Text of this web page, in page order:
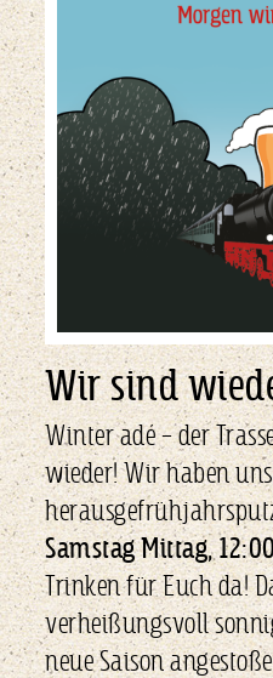
Wir sind
Winter adé – der
wieder! Wir haben uns
Samstag Mittag,
Trinken für Euch da!
verheißungsvoll
neue Saison